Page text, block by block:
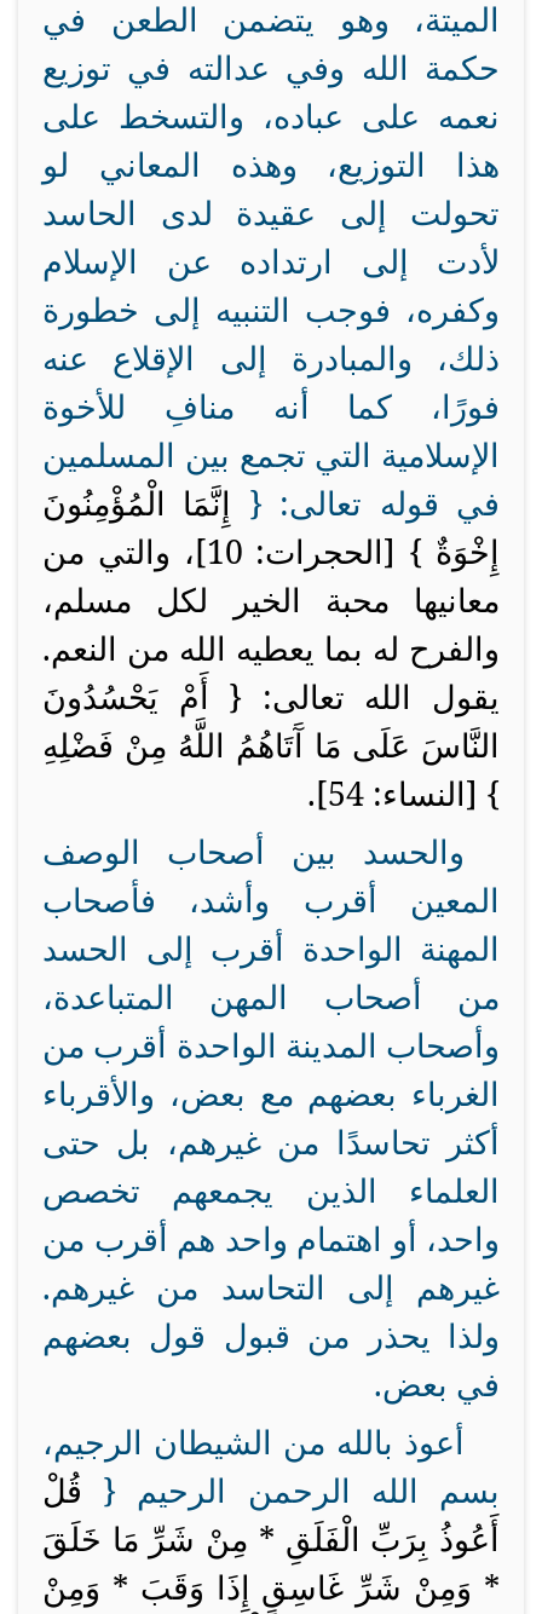
الميتة، وهو يتضمن الطعن في
حكمة الله وفي عدالته في توزيع
نعمه على عباده، والتسخط على
هذا التوزيع، وهذه المعاني لو
تحولت إلى عقيدة لدى الحاسد
لأدت إلى ارتداده عن الإسلام
وكفره، فوجب التنبيه إلى خطورة
ذلك، والمبادرة إلى الإقلاع عنه
فورًا، كما أنه منافِ للأخوة
الإسلامية التي تجمع بين المسلمين
في قوله تعالى: { إِنَّمَا الْمُؤْمِنُونَ
إِخْوَةٌ } [الحجرات: 10]، والتي من
معانيها محبة الخير لكل مسلم،
والفرح له بما يعطيه الله من النعم.
يقول الله تعالى: { أَمْ يَحْسُدُونَ
النَّاسَ عَلَى مَا آَتَاهُمُ اللَّهُ مِنْ فَضْلِهِ
} [النساء: 54].
والحسد بين أصحاب الوصف
المعين أقرب وأشد، فأصحاب
المهنة الواحدة أقرب إلى الحسد
من أصحاب المهن المتباعدة،
وأصحاب المدينة الواحدة أقرب من
الغرباء بعضهم مع بعض، والأقرباء
أكثر تحاسدًا من غيرهم، بل حتى
العلماء الذين يجمعهم تخصص
واحد، أو اهتمام واحد هم أقرب من
غيرهم إلى التحاسد من غيرهم.
ولذا يحذر من قبول قول بعضهم
في بعض.
أعوذ بالله من الشيطان الرجيم،
بسم الله الرحمن الرحيم { قُلْ
أَعُوذُ بِرَبِّ الْفَلَقِ * مِنْ شَرِّ مَا خَلَقَ
* وَمِنْ شَرِّ غَاسِقٍ إِذَا وَقَبَ * وَمِنْ